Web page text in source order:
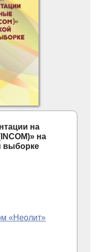
на
на
выборке
«Неолит»